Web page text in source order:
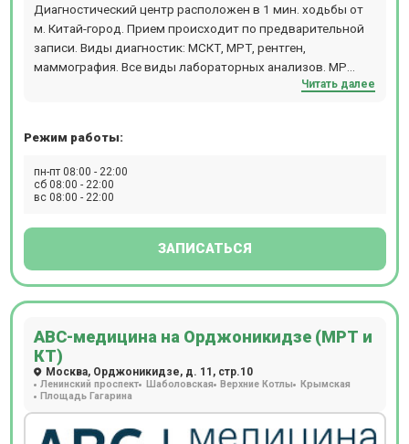
Диагностический центр расположен в 1 мин. ходьбы от
м. Китай-город. Прием происходит по предварительной
записи. Виды диагностик: МСКТ, МРТ, рентген,
маммография. Все виды лабораторных анализов. МР
диагностика проводится на высокоточном томографе
максимальным объемом пациента 117 см. В центре есть
контрастированием.
Читать далее
Режим работы:
пн-пт 08:00 - 22:00
сб 08:00 - 22:00
вс 08:00 - 22:00
ЗАПИСАТЬСЯ
АВС-медицина на Орджоникидзе (МРТ и
КТ)
Москва, Орджоникидзе, д. 11, стр.10
Ленинский проспект Шаболовская Верхние Котлы Крымская
Площадь Гагарина